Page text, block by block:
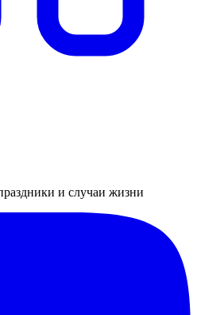
и случаи жизни